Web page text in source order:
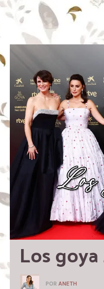
Los
POR ANETH